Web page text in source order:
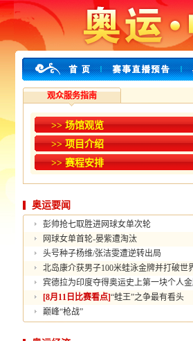
观众服务指南
>> 场馆观览
>> 项目介绍
>> 赛程安排
奥运要闻
彭帅抢七取胜进网球女单次轮
网球女单首轮-晏紫遭淘汰
头号种子杨维/张洁雯遭逆转出局
北岛康介获男子100米蛙泳金牌并打破世
宾德拉为印度夺得奥运史上第一块个人
[8月11日比赛看点]“蛙王”之争最有看头
巅峰“枪战”